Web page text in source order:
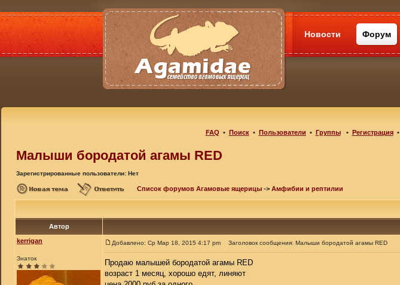
Новости Форум
FAQ • Поиск• Пользователи • Группы• Регистрация•
Малыши бородатой агамы RED
Зарегистрированные пользователи: Нет
Список форумов Агамовые ящерицы -> Амфибии и рептилии
Автор
kerrigan
Знаток
Добавлено: Ср Мар 18, 2015 4:17 pm Заголовок сообщения: Малыши бородатой агамы RED
Продаю малышей бородатой агамы RED
возраст 1 месяц, хорошо едят, линяют